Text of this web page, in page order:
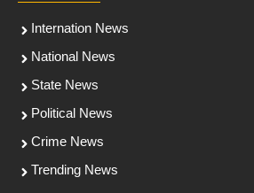
Internation News
National News
State News
Political News
Crime News
Trending News